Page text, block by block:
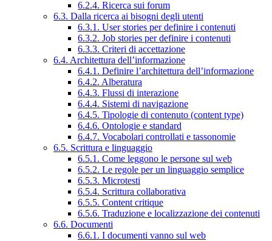
6.2.4. Ricerca sui forum
6.3. Dalla ricerca ai bisogni degli utenti
6.3.1. User stories per definire i contenuti
6.3.2. Job stories per definire i contenuti
6.3.3. Criteri di accettazione
6.4. Architettura dell’informazione
6.4.1. Definire l’architettura dell’informazione
6.4.2. Alberatura
6.4.3. Flussi di interazione
6.4.4. Sistemi di navigazione
6.4.5. Tipologie di contenuto (content type)
6.4.6. Ontologie e standard
6.4.7. Vocabolari controllati e tassonomie
6.5. Scrittura e linguaggio
6.5.1. Come leggono le persone sul web
6.5.2. Le regole per un linguaggio semplice
6.5.3. Microtesti
6.5.4. Scrittura collaborativa
6.5.5. Content critique
6.5.6. Traduzione e localizzazione dei contenuti
6.6. Documenti
6.6.1. I documenti vanno sul web